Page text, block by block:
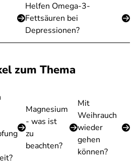
Helfen Omega-3-
Fettsäuren bei
Depressionen?
zum Thema
Magnesium
- was ist
zu
beachten?
Mit
Weihrauch
wieder
gehen
können?